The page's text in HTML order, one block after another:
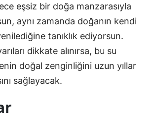
eşsiz bir doğa manzarasıyla
aynı zamanda doğanın kendi
tanıklık ediyorsun.
dikkate alınırsa, bu su
doğal zenginliğini uzun yıllar
sağlayacak.